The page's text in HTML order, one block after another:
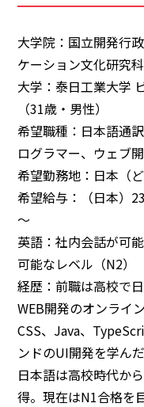
大学院：国立開発行
ケーション文化研究
大学：泰日工業大学
（31歳・男性）
希望職種：日本語通
ログラマー、ウェブ
希望勤務地：日本（
希望給与：（日本）
～
英語：社内会話が可
可能なレベル（N2）
経歴：前職は高校で
WEB開発のオンライ
CSS、Java、
ンドのUI開発を学んだ
日本語は高校時代か
得。現在はN1合格を